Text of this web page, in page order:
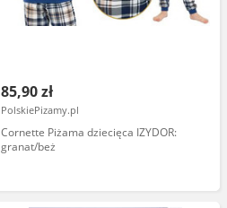
85,90 zł
PolskiePizamy.pl
Cornette Piżama dziecięca IZYDOR:
granat/beż